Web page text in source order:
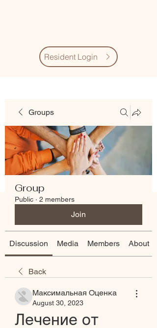
Resident Login
Groups
Group
Public · 2 members
Join
Discussion Media Members About
Back
Максимальная Оценка
August 30, 2023
Лечение от